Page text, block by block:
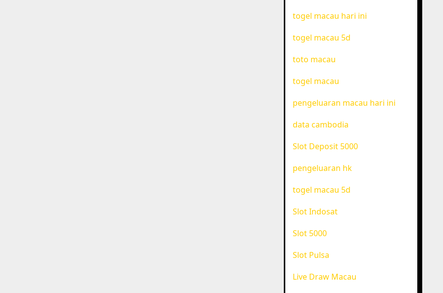
togel macau hari ini
togel macau 5d
toto macau
togel macau
pengeluaran macau hari ini
data cambodia
Slot Deposit 5000
pengeluaran hk
togel macau 5d
Slot Indosat
Slot 5000
Slot Pulsa
Live Draw Macau